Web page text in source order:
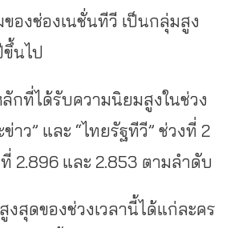
องช่องเนชั่นทีวี เป็นกลุ่มสูง
นไป
กที่ได้รับความนิยมสูงในช่วง
าว” และ “ไทยรัฐทีวี” ช่วงที่ 2
2.896 และ 2.853 ตามลำดับ
งสุดของช่วงเวลานี้ได้แก่ละคร